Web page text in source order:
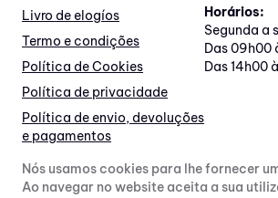
Livro de elogíos
Termo e condições
Política de Cookies
Política de privacidade
Política de envio, devoluções
e pagamentos
Horários:
Segunda a
Das 09h00
Das 14h00
Nós usamos cookies para lhe fornecer
Ao navegar no website aceita a sua